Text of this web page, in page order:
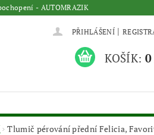
- AUTOMRAZIK
PŘIHLÁŠENÍ |
KOŠÍK: 0
Tlumič pérování přední Felicia,